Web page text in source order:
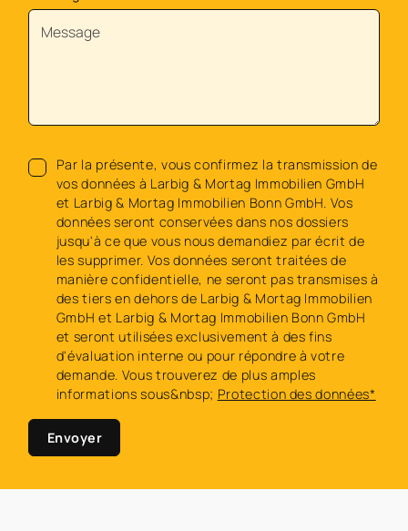
Par la présente, vous confirmez la transmission de
vos données à Larbig & Mortag Immobilien GmbH
et Larbig & Mortag Immobilien Bonn GmbH. Vos
données seront conservées dans nos dossiers
jusqu'à ce que vous nous demandiez par écrit de
les supprimer. Vos données seront traitées de
manière confidentielle, ne seront pas transmises à
des tiers en dehors de Larbig & Mortag Immobilien
GmbH et Larbig & Mortag Immobilien Bonn GmbH
et seront utilisées exclusivement à des fins
d'évaluation interne ou pour répondre à votre
demande. Vous trouverez de plus amples
informations sous&nbsp; Protection des données*
Envoyer